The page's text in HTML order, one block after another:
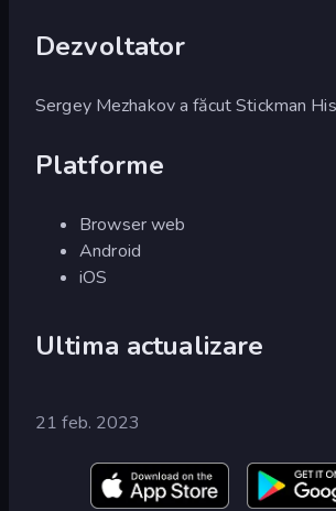
Dezvoltator
Sergey Mezhakov a făcut Stickman
Platforme
Browser web
Android
iOS
Ultima actualizare
21 feb. 2023